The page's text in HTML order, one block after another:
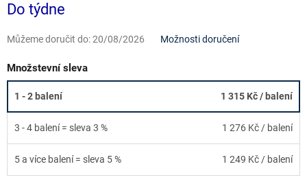
cena:
Do týdne
Můžeme doručit do:20/08/2026 Možnosti doručení
Množstevní sleva
1 - 2 balení 1 315 Kč/ balení
3 - 4 balení = sleva 3 % 1 276 Kč / balení
5 a více balení = sleva 5 % 1 249 Kč / balení